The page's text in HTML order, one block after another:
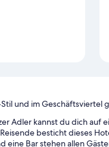
und im Geschäftsviertel
Adler kannst du dich auf
besticht dieses
eine Bar stehen allen